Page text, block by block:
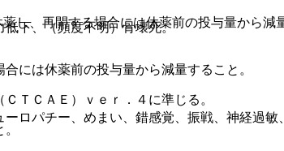
下、（頻度不明）骨壊死。
ロパチー、めまい、錯感覚、振戦、神経過敏
、再開する場合には休薬前の投与量から減
には休薬前の投与量から減量すること。
ＣＡＥ）ｖｅｒ．４に準じる。